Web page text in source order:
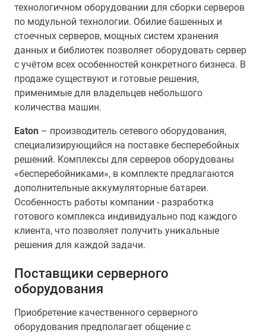
технологичном оборудовании для сборки серверов
по модульной технологии. Обилие башенных и
стоечных серверов, мощных систем хранения
данных и библиотек позволяет оборудовать сервер
с учётом всех особенностей конкретного бизнеса. В
продаже существуют и готовые решения,
применимые для владельцев небольшого
количества машин.
Eaton – производитель сетевого оборудования,
специализирующийся на поставке бесперебойных
решений. Комплексы для серверов оборудованы
«бесперебойниками», в комплекте предлагаются
дополнительные аккумуляторные батареи.
Особенность работы компании - разработка
готового комплекса индивидуально под каждого
клиента, что позволяет получить уникальные
решения для каждой задачи.
Поставщики серверного
оборудования
Приобретение качественного серверного
оборудования предполагает общение с